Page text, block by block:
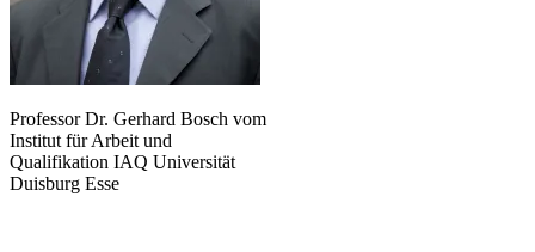
Professor Dr. Gerhard Bosch vom
Institut für Arbeit und
Qualifikation IAQ Universität
Duisburg Esse